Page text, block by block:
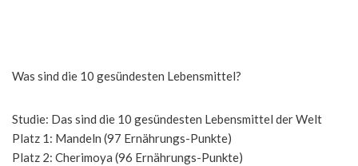
Was sind die 10 gesündesten Lebensmittel?
Studie: Das sind die 10 gesündesten Lebensmittel der Welt
Platz 1: Mandeln (97 Ernährungs-Punkte)
Platz 2: Cherimoya (96 Ernährungs-Punkte)